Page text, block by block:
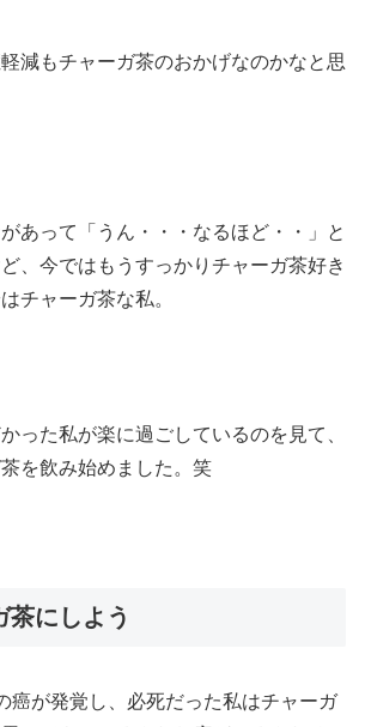
減もチャーガ茶のおかげなのかなと思
あって「うん・・・なるほど・・」と
、今ではもうすっかりチャーガ茶好き
チャーガ茶な私。
った私が楽に過ごしているのを見て、
を飲み始めました。笑
茶にしよう
癌が発覚し、必死だった私はチャーガ